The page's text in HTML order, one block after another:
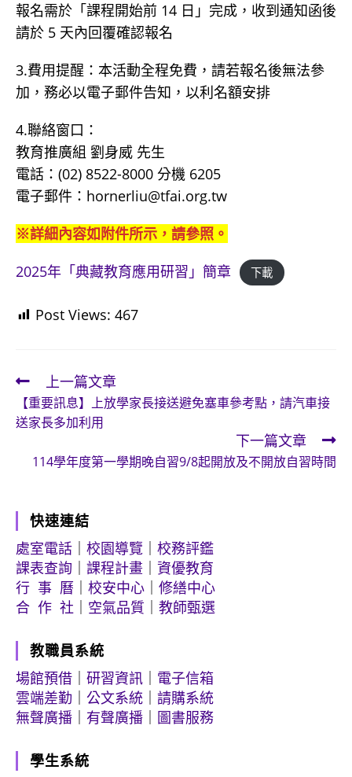
報名需於「課程開始前 14 日」完成，收到通知函後
請於 5 天內回覆確認報名
3.費用提醒：本活動全程免費，請若報名後無法參
加，務必以電子郵件告知，以利名額安排
4.聯絡窗口：
教育推廣組 劉身威 先生
電話：(02) 8522-8000 分機 6205
電子郵件：hornerliu@tfai.org.tw
※詳細內容如附件所示，請參照。
2025年「典藏教育應用研習」簡章
下載
Post Views: 467
Read
more
articles
上一篇文章
【重要訊息】上放學家長接送避免塞車參考點，請汽車接
送家長多加利用
下一篇文章
114學年度第一學期晚自習9/8起開放及不開放自習時間
快速連結
處室電話
校園導覽
校務評鑑
課表查詢
課程計畫
資優教育
行 事 曆
校安中心
修繕中心
合 作 社
空氣品質 教師甄選
教職員系統
場館預借
研習資訊
電子信箱
雲端差勤
公文系統
請購系統
無聲廣播
有聲廣播 圖書服務
學生系統